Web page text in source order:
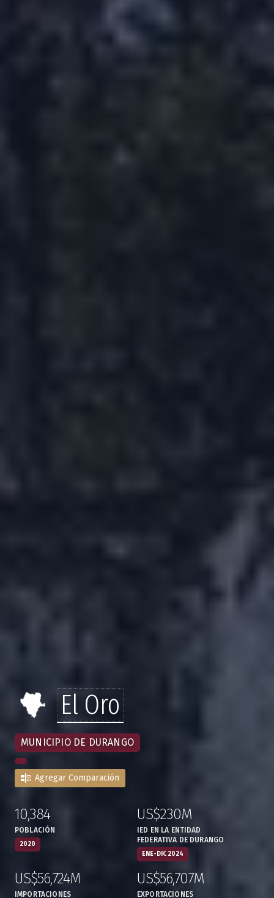
El Oro
MUNICIPIO DE DURANGO
Agregar Comparación
2020
:10,384
POBLACIÓN
ENE-DIC 2024
:US$230M
IED EN LA ENTIDAD
FEDERATIVA DE DURANGO
:US$56,724M
IMPORTACIONES
:US$56,707M
EXPORTACIONES